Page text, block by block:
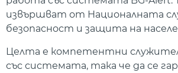
извършват от Националната
безопасност и защита на
Целта е компетентни
със системата, така че да се